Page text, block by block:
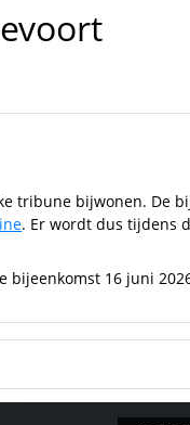
tribune bijwonen. De
. Er wordt dus tijdens
bijeenkomst 16 juni